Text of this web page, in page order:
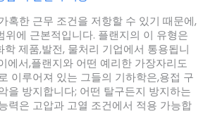
혹한 근무 조건을 저항할 수 있기 때문에,
위에 근본적입니다. 플랜지의 이 유형은
학 제품,발전, 물처리 기업에서 통용됩니
에서,플랜지와 어떤 예리한 가장자리도
이루어져 있는 그들의 기하학은,용접 구
을 방지합니다; 어떤 탈구든지 방지하는
력은 고압과 고열 조건에서 적용 가능합